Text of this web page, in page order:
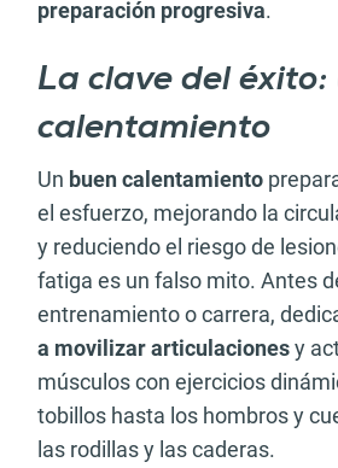
preparación progresiva.
La clave del éxito:
calentamiento
Un buen calentamiento
el esfuerzo, mejorando la
y reduciendo el riesgo de
fatiga es un falso mito. Antes
entrenamiento o carrera,
a movilizar articulacionesy
músculos con ejercicios
tobillos hasta los hombros y
las rodillas y las caderas.